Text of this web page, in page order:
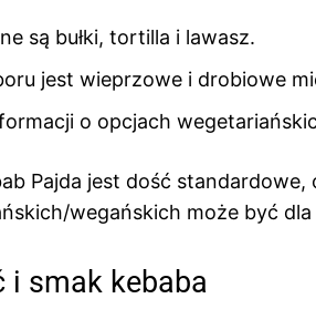
są bułki, tortilla i lawasz.
jest wieprzowe i drobiowe
o opcjach
Pajda jest dość
wegańskich może być
i smak kebaba